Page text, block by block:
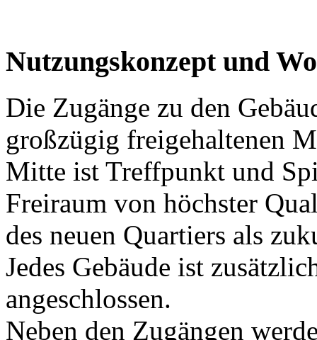
Nutzungskonzept und
Die Zugänge zu den
großzügig freigehaltenen
Mitte ist Treffpunkt und
Freiraum von höchster
des neuen Quartiers als
Jedes Gebäude ist
angeschlossen.
Neben den Zugängen